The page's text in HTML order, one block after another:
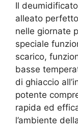
Il
alleato
nelle giornate
speciale
scarico,
basse
di ghiaccio
potente
rapida ed
l’ambiente